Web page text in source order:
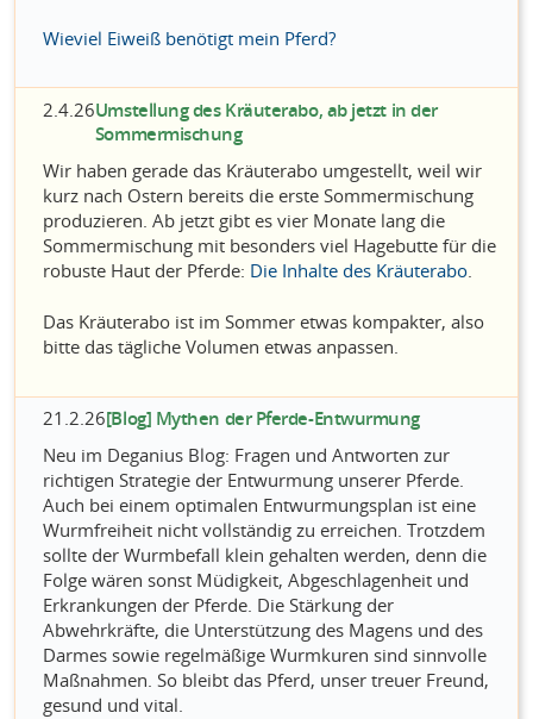
Wieviel Eiweiß benötigt mein Pferd?
2.4.26Umstellung des Kräuterabo, ab jetzt in der
Sommermischung
Wir haben gerade das Kräuterabo umgestellt, weil wir
kurz nach Ostern bereits die erste Sommermischung
produzieren. Ab jetzt gibt es vier Monate lang die
Sommermischung mit besonders viel Hagebutte für die
robuste Haut der Pferde: Die Inhalte des Kräuterabo.
Das Kräuterabo ist im Sommer etwas kompakter, also
bitte das tägliche Volumen etwas anpassen.
21.2.26[Blog] Mythen der Pferde-Entwurmung
Neu im Deganius Blog: Fragen und Antworten zur
richtigen Strategie der Entwurmung unserer Pferde.
Auch bei einem optimalen Entwurmungsplan ist eine
Wurmfreiheit nicht vollständig zu erreichen. Trotzdem
sollte der Wurmbefall klein gehalten werden, denn die
Folge wären sonst Müdigkeit, Abgeschlagenheit und
Erkrankungen der Pferde. Die Stärkung der
Abwehrkräfte, die Unterstützung des Magens und des
Darmes sowie regelmäßige Wurmkuren sind sinnvolle
Maßnahmen. So bleibt das Pferd, unser treuer Freund,
gesund und vital.